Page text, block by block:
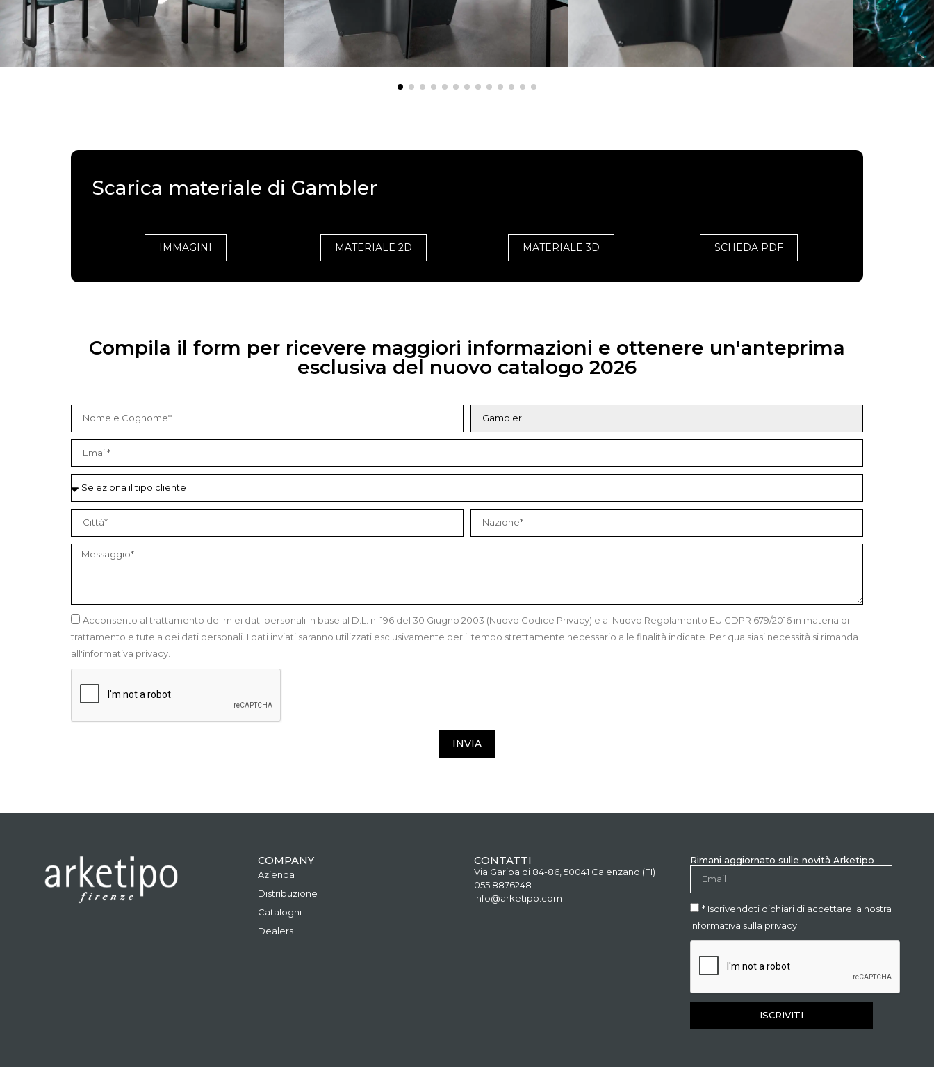
Scarica materiale di Gambler
IMMAGINI MATERIALE 2D MATERIALE 3D SCHEDA PDF
Compila il form per ricevere maggiori informazioni e ottenere un'anteprima
esclusiva del nuovo catalogo 2026
Acconsento al trattamento dei miei dati personali in base al D.L. n. 196 del 30 Giugno 2003 (Nuovo Codice Privacy) e al Nuovo Regolamento EU GDPR 679/2016 in materia di
trattamento e tutela dei dati personali. I dati inviati saranno utilizzati esclusivamente per il tempo strettamente necessario alle finalità indicate. Per qualsiasi necessità si rimanda
all'informativa privacy.
INVIA
COMPANY
Azienda
Distribuzione
Cataloghi
Dealers
CONTATTI
Via Garibaldi 84-86, 50041 Calenzano (FI)
055 8876248
info@arketipo.com
Rimani aggiornato sulle novità Arketipo
* Iscrivendoti dichiari di accettare la nostra
informativa sulla privacy.
ISCRIVITI